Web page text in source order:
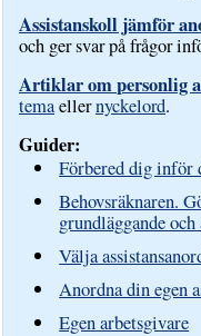
Assistanskoll jämför
och ger svar på frågor
Artiklar om personlig
temaellernyckelord.
Guider:
Förbered dig inför
Behovsräknaren.
grundläggande
Välja
Anordna din egen
Egen arbetsgivare